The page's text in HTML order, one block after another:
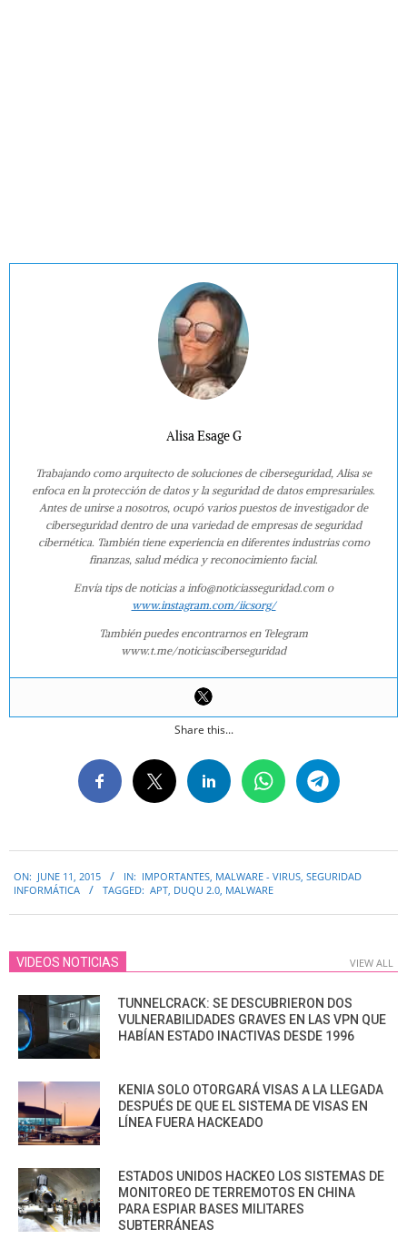
Alisa Esage G
Trabajando como arquitecto de soluciones de ciberseguridad, Alisa se
enfoca en la protección de datos y la seguridad de datos empresariales.
Antes de unirse a nosotros, ocupó varios puestos de investigador de
ciberseguridad dentro de una variedad de empresas de seguridad
cibernética. También tiene experiencia en diferentes industrias como
finanzas, salud médica y reconocimiento facial.
Envía tips de noticias a info@noticiasseguridad.com o
www.instagram.com/iicsorg/
También puedes encontrarnos en Telegram
www.t.me/noticiasciberseguridad
Share this...
06-
ON: JUNE 11, 2015 IN: IMPORTANTES MALWARE - VIRUS SEGURIDAD
INFORMÁTICA
TAGGED: APT DUQU 2.0 MALWARE
VIDEOS NOTICIAS VIEW ALL
TUNNELCRACK: SE DESCUBRIERON DOS
VULNERABILIDADES GRAVES EN LAS VPN QUE
HABÍAN ESTADO INACTIVAS DESDE 1996
KENIA SOLO OTORGARÁ VISAS A LA LLEGADA
DESPUÉS DE QUE EL SISTEMA DE VISAS EN
LÍNEA FUERA HACKEADO
ESTADOS UNIDOS HACKEO LOS SISTEMAS DE
MONITOREO DE TERREMOTOS EN CHINA
PARA ESPIAR BASES MILITARES
SUBTERRÁNEAS